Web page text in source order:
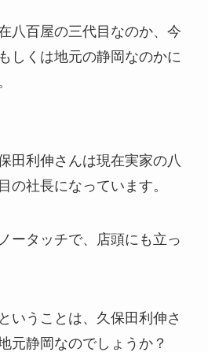
八百屋の三代目なのか、今
しくは地元の静岡なのかに
田利伸さんは現在実家の八
の社長になっています。
ータッチで、店頭にも立っ
いうことは、 久保田利伸さ
元静岡なのでしょうか？